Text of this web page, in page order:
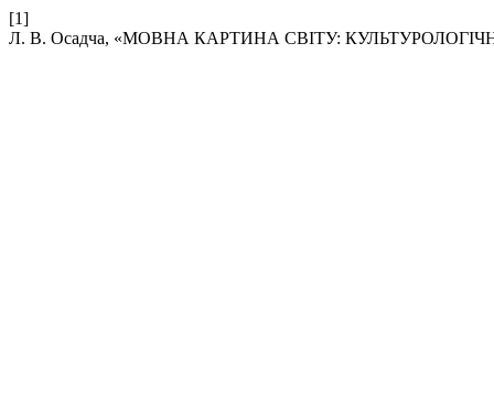
[1]
Л. В. Осадча, «МОВНА КАРТИНА СВІТУ: